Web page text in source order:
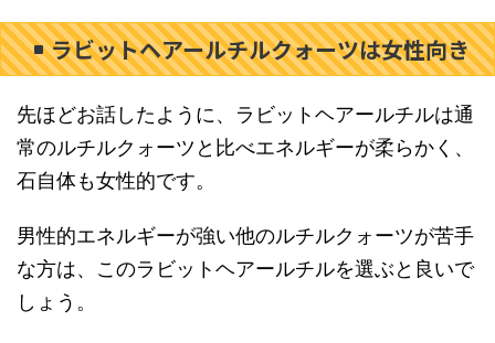
ラビットヘアールチルクォーツは女性向き
先ほどお話したように、ラビットヘアールチルは通
常のルチルクォーツと比べエネルギーが柔らかく、
石自体も女性的です。
男性的エネルギーが強い他のルチルクォーツが苦手
な方は、このラビットヘアールチルを選ぶと良いで
しょう。